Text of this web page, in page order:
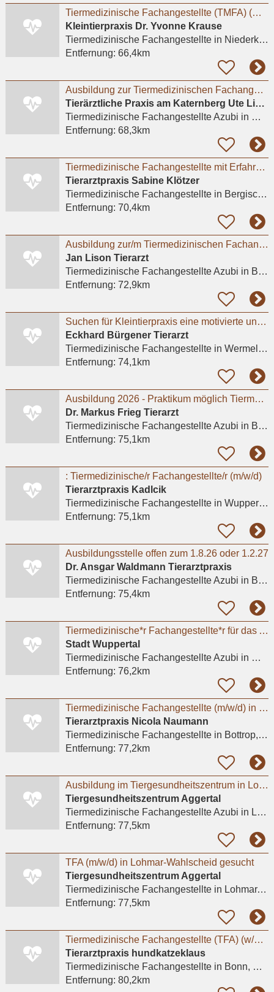
Tiermedizinische Fachangestellte (TMFA) (m/w/d) in Voll- oder Teilzeit gesucht
Kleintierpraxis Dr. Yvonne Krause
Tiermedizinische Fachangestelltein Niederkassel
Entfernung: 66,4km
Ausbildung zur Tiermedizinischen Fachangestellten (m/w/d)
Tierärztliche Praxis am Katernberg Ute Lipka
Tiermedizinische Fachangestellte Azubi in Wuppertal
Entfernung: 68,3km
Tiermedizinische Fachangestellte mit Erfahrung (m/w/d)
Tierarztpraxis Sabine Klötzer
Tiermedizinische Fachangestelltein Bergisch Gladbach, Bensberg
Entfernung: 70,4km
Ausbildung zur/m Tiermedizinischen Fachangestellten (m/w/d) - Praktikum möglich
Jan Lison Tierarzt
Tiermedizinische Fachangestellte Azubi in Bottrop, Vonderort
Entfernung: 72,9km
Suchen für Kleintierpraxis eine motivierte und interessierte Auszubildende
Eckhard Bürgener Tierarzt
Tiermedizinische Fachangestelltein Wermelskirchen
Entfernung: 74,1km
Ausbildung 2026 - Praktikum möglich Tiermedizinische/r Fachangestellte/r (m/w/d) 01.08.2026
Dr. Markus Frieg Tierarzt
Tiermedizinische Fachangestellte Azubi in Bottrop, Stadtmitte
Entfernung: 75,1km
: Tiermedizinische/r Fachangestellte/r (m/w/d)
Tierarztpraxis Kadlcik
Tiermedizinische Fachangestelltein Wuppertal, Barmen
Entfernung: 75,1km
Ausbildungsstelle offen zum 1.8.26 oder 1.2.27
Dr. Ansgar Waldmann Tierarztpraxis
Tiermedizinische Fachangestellte Azubi in Bonn
Entfernung: 75,4km
Tiermedizinische*r Fachangestellte*r für das Ausbildungsjahr 2026
Stadt Wuppertal
Tiermedizinische Fachangestellte Azubi in Wuppertal, Barmen
Entfernung: 76,2km
Tiermedizinische Fachangestellte (m/w/d) in Teilzeit
Tierarztpraxis Nicola Naumann
Tiermedizinische Fachangestelltein Bottrop, Batenbrock
Entfernung: 77,2km
Ausbildung im Tiergesundheitszentrum in Lohmar m/w/d
Tiergesundheitszentrum Aggertal
Tiermedizinische Fachangestellte Azubi in Lohmar, Wahlscheid
Entfernung: 77,5km
TFA (m/w/d) in Lohmar-Wahlscheid gesucht
Tiergesundheitszentrum Aggertal
Tiermedizinische Fachangestelltein Lohmar, Wahlscheid
Entfernung: 77,5km
Tiermedizinische Fachangestellte (TFA) (w/m/d)** in Voll- oder Teilzeit für sofort gesucht
Tierarztpraxis hundkatzeklaus
Tiermedizinische Fachangestelltein Bonn, Bad Godesberg
Entfernung: 80,2km